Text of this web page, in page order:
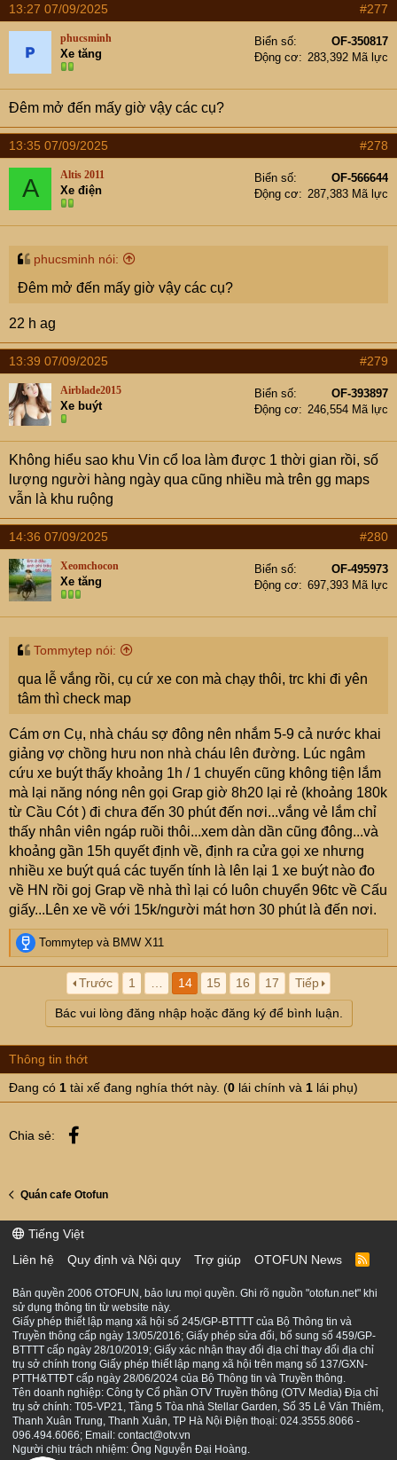
13:27 07/09/2025 #277
phucsminh
Xe tăng
Biển số
OF-350817
Động cơ
283,392 Mã lực
Đêm mở đến mấy giờ vậy các cụ?
13:35 07/09/2025 #278
A Altis 2011
Xe điện
Biển số
OF-566644
Động cơ
287,383 Mã lực
phucsminh nói:
Đêm mở đến mấy giờ vậy các cụ?
22 h ag
13:39 07/09/2025 #279
Airblade2015
Xe buýt
Biển số
OF-393897
Động cơ
246,554 Mã lực
Không hiểu sao khu Vin cổ loa làm được 1 thời gian rồi, số
lượng người hàng ngày qua cũng nhiều mà trên gg maps
vẫn là khu ruộng
14:36 07/09/2025 #280
Xeomchocon
Xe tăng
Biển số
OF-495973
Động cơ
697,393 Mã lực
Tommytep nói:
qua lễ vắng rồi, cụ cứ xe con mà chạy thôi, trc khi đi yên
tâm thì check map
Cám ơn Cụ, nhà cháu sợ đông nên nhắm 5-9 cả nước khai
giảng vợ chồng hưu non nhà cháu lên đường. Lúc ngâm
cứu xe buýt thấy khoảng 1h / 1 chuyến cũng không tiện lắm
mà lại năng nóng nên gọi Grap giờ 8h20 lại rẻ (khoảng 180k
từ Cầu Cót ) đi chưa đến 30 phút đến nơi...vắng vẻ lắm chỉ
thấy nhân viên ngáp ruồi thôi...xem dàn dần cũng đông...và
khoảng gần 15h quyết định về, định ra cửa gọi xe nhưng
nhiều xe buýt quá các tuyến tính là lên lại 1 xe buýt nào đo
về HN rồi goj Grap về nhà thì lại có luôn chuyển 96tc về Cấu
giấy...Lên xe về với 15k/người mát hơn 30 phút là đến nơi.
R
e
s
Tommytep và BMW X11
Trước 1 14 15 16 17 Tiếp
Bác vui lòng đăng nhập hoặc đăng ký để bình luận.
Thông tin thớt
Đang có 1 tài xế đang nghía thớt này. (0 lái chính và 1 lái phụ)
Chia sẻ:
Quán cafe Otofun
Tiếng Việt
Liên hệ
Quy định và Nội quy Trợ giúp OTOFUN News
R
S
Bản quyền 2006 OTOFUN, bảo lưu mọi quyền. Ghi rõ nguồn "otofun.net" khi
sử dụng thông tin từ website này.
Giấy phép thiết lập mạng xã hội số 245/GP-BTTTT của Bộ Thông tin và
Truyền thông cấp ngày 13/05/2016; Giấy phép sửa đổi, bổ sung số 459/GP-
BTTTT cấp ngày 28/10/2019; Giấy xác nhận thay đổi địa chỉ thay đổi địa chỉ
trụ sở chính trong Giấy phép thiết lập mạng xã hội trên mạng số 137/GXN-
PTTH&TTĐT cấp ngày 28/06/2024 của Bộ Thông tin và Truyền thông.
Tên doanh nghiệp: Công ty Cổ phần OTV Truyền thông (OTV Media) Địa chỉ
trụ sở chính: T05-VP21, Tầng 5 Tòa nhà Stellar Garden, Số 35 Lê Văn Thiêm,
Thanh Xuân Trung, Thanh Xuân, TP Hà Nội Điện thoại: 024.3555.8066 -
096.494.6066; Email: contact@otv.vn
Người chịu trách nhiệm: Ông Nguyễn Đại Hoàng.